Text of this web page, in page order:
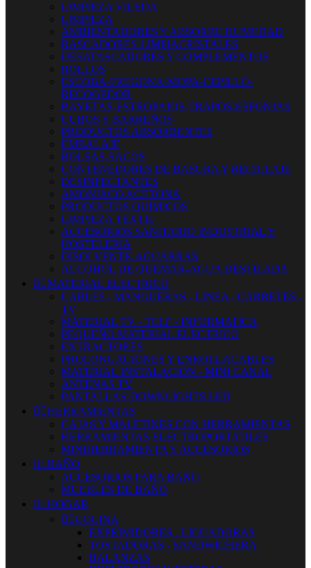
LIMPIEZA VILEDA
LIMPIEZA
AMBIENTADORES Y ABSORBE HUMEDAD
RASCADORES-LIMPIACRISTALES
DESATASCADORES Y COMPLEMENTOS
ROLLOS
ESCOBA-FREGONA-MOPA-CEPILLO-
RECOGEDOR
BAYETAS-ESTROPAJOS-TRAPOS-ESPONJAS
CUBOS Y BARREÑOS
PRODUCTOS ABSORBENTES
EMBALAJE
BOLSAS-SACOS
CONTENEDORES DE BASURA Y RECICLAJE
DESINFECTANTES
AMONIACO ACETONA
PRODUCTOS QUIMICOS
LIMPIEZA TEXTIL
ACCESORIOS SANITARIO INDUSTRIAL Y
HOSTELERIA
DISOLVENTE-AGUARRAS
ALCOHOL DE QUEMAR-AGUA DESTILADA
 MATERIAL ELECTRICO
CABLES - MANGUERAS - LINEA - CARRETES -
TV
MATERIAL TV - TELF - INFORMATICA
PEQUEÑO MATERIAL ELECTRICO
EXTRACTORES
PROLONGACIONES Y ENROLLACABLES
MATERIAL INSTALACIÓN - MINI CANAL
ANTENAS TV
PANTALLAS-DOWNLIGHTS LED
 HERRAMIENTAS
CAJAS Y MALETINES CON HERRAMIENTAS
HERRAMIENTAS ELECTROPORTATILES
MINIHERRAMIENTA Y ACCESORIOS
 BAÑO
ACCESORIOS PARA BAÑO
MUEBLES DE BAÑO
 HOGAR
 COCINA
EXPRIMIDORES - LICUADORAS
TOSTADORAS - SANDWICHERA
BALANZAS